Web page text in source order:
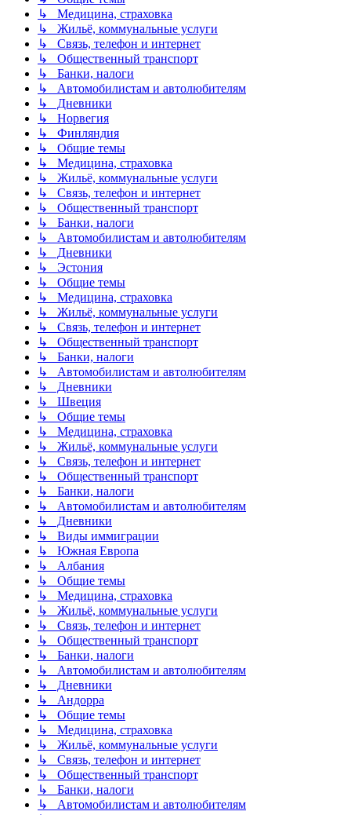
↳ Медицина, страховка
↳ Жильё, коммунальные услуги
↳ Связь, телефон и интернет
↳ Общественный транспорт
↳ Банки, налоги
↳ Автомобилистам и автолюбителям
↳ Дневники
↳ Норвегия
↳ Финляндия
↳ Общие темы
↳ Медицина, страховка
↳ Жильё, коммунальные услуги
↳ Связь, телефон и интернет
↳ Общественный транспорт
↳ Банки, налоги
↳ Автомобилистам и автолюбителям
↳ Дневники
↳ Эстония
↳ Общие темы
↳ Медицина, страховка
↳ Жильё, коммунальные услуги
↳ Связь, телефон и интернет
↳ Общественный транспорт
↳ Банки, налоги
↳ Автомобилистам и автолюбителям
↳ Дневники
↳ Швеция
↳ Общие темы
↳ Медицина, страховка
↳ Жильё, коммунальные услуги
↳ Связь, телефон и интернет
↳ Общественный транспорт
↳ Банки, налоги
↳ Автомобилистам и автолюбителям
↳ Дневники
↳ Виды иммиграции
↳ Южная Европа
↳ Албания
↳ Общие темы
↳ Медицина, страховка
↳ Жильё, коммунальные услуги
↳ Связь, телефон и интернет
↳ Общественный транспорт
↳ Банки, налоги
↳ Автомобилистам и автолюбителям
↳ Дневники
↳ Андорра
↳ Общие темы
↳ Медицина, страховка
↳ Жильё, коммунальные услуги
↳ Связь, телефон и интернет
↳ Общественный транспорт
↳ Банки, налоги
↳ Автомобилистам и автолюбителям